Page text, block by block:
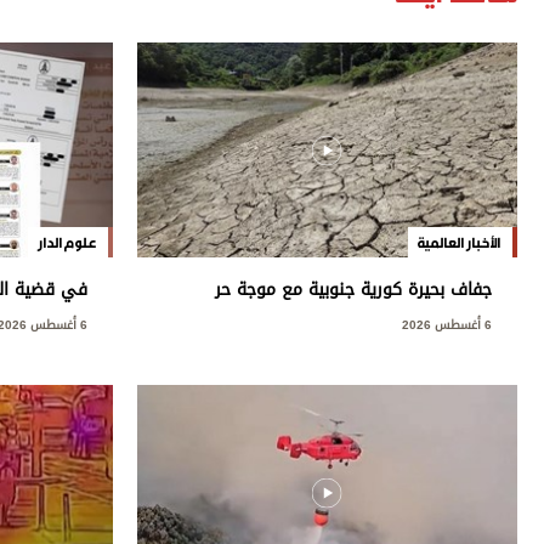
الأخبار العالمية
جفاف بحيرة كورية جنوبية مع موجة حر
قياسية
6 أغسطس 2026
علوم الدار
في قضية
العامة:
بسيادة 6 أغسطس 2026